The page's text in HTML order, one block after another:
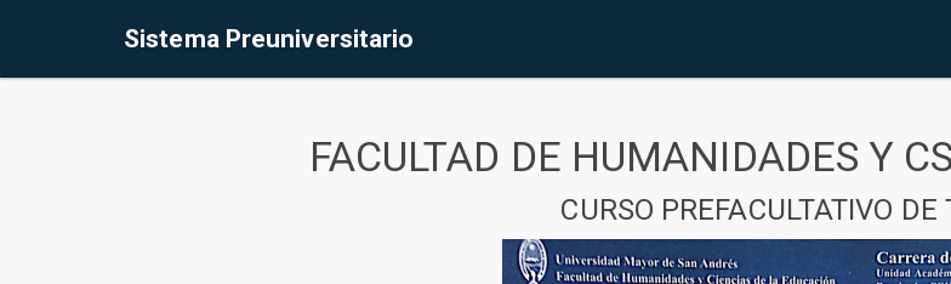
Sistema Preuniversitario
FACULTAD DE HUMANIDADES Y
CURSO PREFACULTATIVO DE